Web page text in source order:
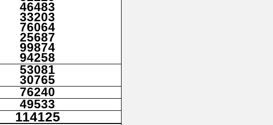
46483
33203
76064
25687
99874
94258
53081
30765
76240
49533
114125